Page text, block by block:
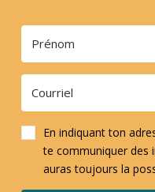
En indiquant ton
te communiquer des
auras toujours la